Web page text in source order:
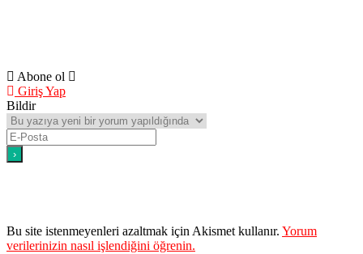
Abone ol
Giriş Yap
Bildir
Bu site istenmeyenleri azaltmak için Akismet kullanır. Yorum
verilerinizin nasıl işlendiğini öğrenin.